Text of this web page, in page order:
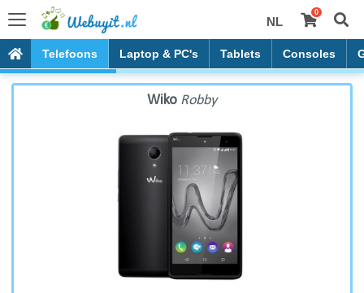
NL
0
Telefoons Laptop & PC's Tablets Consoles
Wiko Robby
Wiko Robby